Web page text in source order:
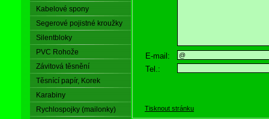
Kabelové spony
Segerové pojistné kroužky
Silentbloky
PVC Rohože
Závitová těsnění
Těsnící papír, Korek
Karabiny
Rychlospojky (mailonky)
E-mail:
Tel.:
Tisknout stránku